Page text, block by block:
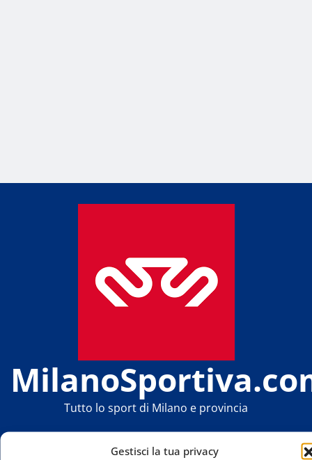
Gestisci la tua privacy
Tutto lo sport di Milano e provincia